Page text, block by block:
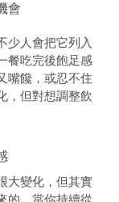
會
少人會把它列入
餐吃完後飽足感
嘴饞，或忍不住
，但對想調整飲
大變化，但其實